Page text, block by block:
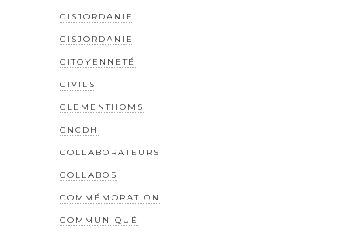
CISJORDANIE
CISJORDANIE
CITOYENNETÉ
CIVILS
CLEMENTHOMS
CNCDH
COLLABORATEURS
COLLABOS
COMMÉMORATION
COMMUNIQUÉ